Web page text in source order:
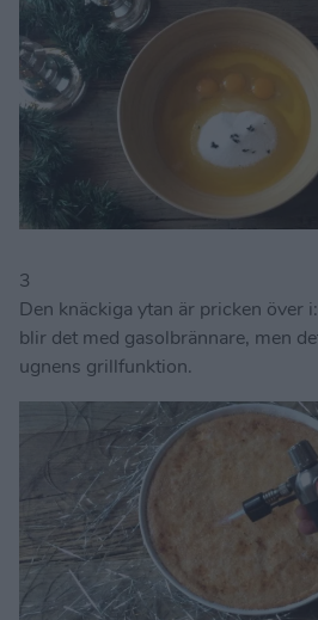
3
Den knäckiga ytan är pricken över
blir det med gasolbrännare, men
ugnens grillfunktion.